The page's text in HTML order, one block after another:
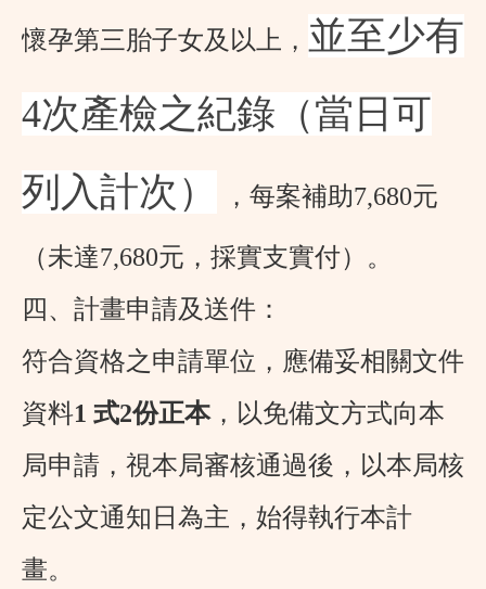
懷孕第三胎子女及以上， 並至少有
4次產檢之紀錄（當日可
列入計次）
，每案補助7,680元
（未達7,680元，採實支實付）。
四、計畫申請及送件：
符合資格之申請單位，應備妥相關文件
資料1 式2份正本，以免備文方式向本
局申請，視本局審核通過後，以本局核
定公文通知日為主，始得執行本計
畫。